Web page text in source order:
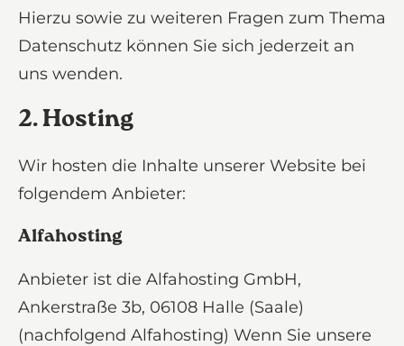
Hierzu sowie zu weiteren Fragen zum Thema
Datenschutz können Sie sich jederzeit an
uns wenden.
2. Hosting
Wir hosten die Inhalte unserer Website bei
folgendem Anbieter:
Alfahosting
Anbieter ist die Alfahosting GmbH,
Ankerstraße 3b, 06108 Halle (Saale)
(nachfolgend Alfahosting) Wenn Sie unsere